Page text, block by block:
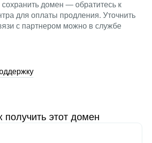
домен — обратитесь к
для оплаты продления. Уточнить
с партнером можно в службе
получить этот домен